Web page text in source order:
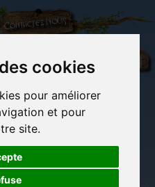
cookies
pour améliorer
et pour
site.
Contactez-nous